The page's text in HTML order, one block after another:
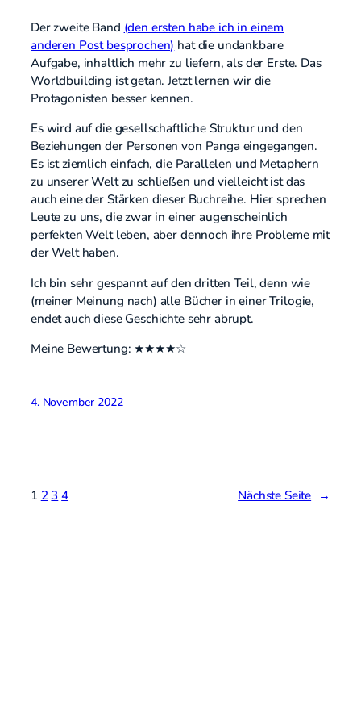
Der zweite Band (den ersten habe ich in einem
anderen Post besprochen) hat die undankbare
Aufgabe, inhaltlich mehr zu liefern, als der Erste. Das
Worldbuilding ist getan. Jetzt lernen wir die
Protagonisten besser kennen.
Es wird auf die gesellschaftliche Struktur und den
Beziehungen der Personen von Panga eingegangen.
Es ist ziemlich einfach, die Parallelen und Metaphern
zu unserer Welt zu schließen und vielleicht ist das
auch eine der Stärken dieser Buchreihe. Hier sprechen
Leute zu uns, die zwar in einer augenscheinlich
perfekten Welt leben, aber dennoch ihre Probleme mit
der Welt haben.
Ich bin sehr gespannt auf den dritten Teil, denn wie
(meiner Meinung nach) alle Bücher in einer Trilogie,
endet auch diese Geschichte sehr abrupt.
Meine Bewertung: ★★★★☆
4. November 2022
1 23 4 Nächste Seite →